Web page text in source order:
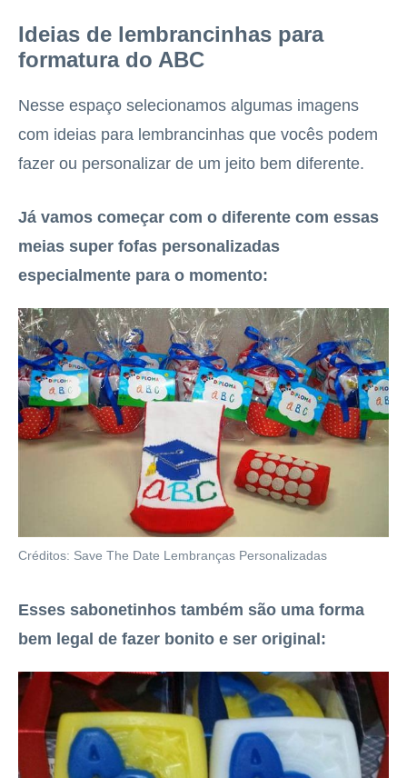
Ideias de lembrancinhas para
formatura do ABC
Nesse espaço selecionamos algumas imagens
com ideias para lembrancinhas que vocês podem
fazer ou personalizar de um jeito bem diferente.
Já vamos começar com o diferente com essas
meias super fofas personalizadas
especialmente para o momento:
Créditos: Save The Date Lembranças Personalizadas
Esses sabonetinhos também são uma forma
bem legal de fazer bonito e ser original: